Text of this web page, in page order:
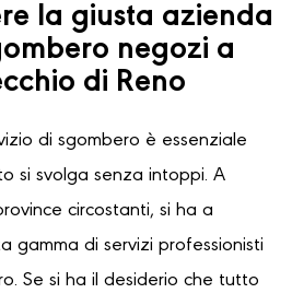
la giusta azienda
negozi a
di Reno
di sgombero è essenziale
si svolga senza intoppi. A
circostanti, si ha a
gamma di servizi professionisti
Se si ha il desiderio che tutto